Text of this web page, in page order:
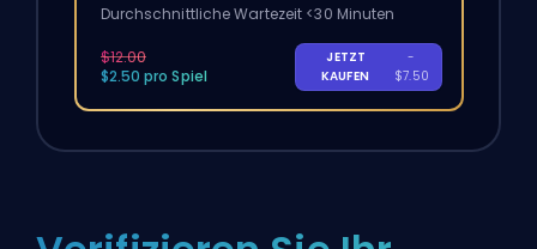
Durchschnittliche Wartezeit <30 Minuten
$12.00
$2.50 pro Spiel
JETZT
KAUFEN
-
$7.50